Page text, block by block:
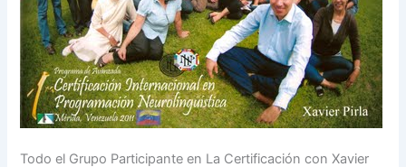
Todo el Grupo Participante en La Certificación con Xavier